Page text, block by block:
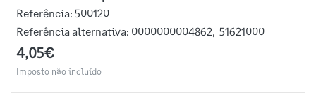
Referência: 500120
Referência alternativa: 0000000004862, 51621000
4,05€
Imposto não incluído